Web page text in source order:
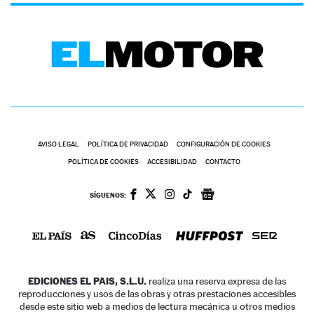
AVISO LEGAL POLÍTICA DE PRIVACIDAD CONFIGURACIÓN DE COOKIES
POLÍTICA DE COOKIES ACCESIBILIDAD CONTACTO
SÍGUENOS:
EDICIONES EL PAIS, S.L.U. realiza una reserva expresa de las
reproducciones y usos de las obras y otras prestaciones accesibles
desde este sitio web a medios de lectura mecánica u otros medios